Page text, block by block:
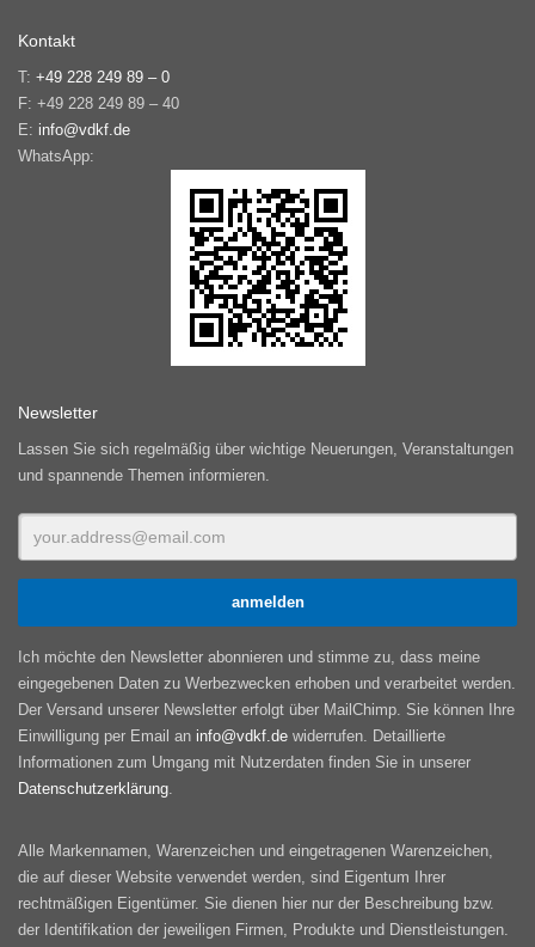
Kontakt
T: +49 228 249 89 – 0
F: +49 228 249 89 – 40
E: info@vdkf.de
WhatsApp:
Newsletter
Lassen Sie sich regelmäßig über wichtige Neuerungen, Veranstaltungen
und spannende Themen informieren.
Ich möchte den Newsletter abonnieren und stimme zu, dass meine
eingegebenen Daten zu Werbezwecken erhoben und verarbeitet werden.
Der Versand unserer Newsletter erfolgt über MailChimp. Sie können Ihre
Einwilligung per Email an info@vdkf.de widerrufen. Detaillierte
Informationen zum Umgang mit Nutzerdaten finden Sie in unserer
Datenschutzerklärung
Alle Markennamen, Warenzeichen und eingetragenen Warenzeichen,
die auf dieser Website verwendet werden, sind Eigentum Ihrer
rechtmäßigen Eigentümer. Sie dienen hier nur der Beschreibung bzw.
der Identifikation der jeweiligen Firmen, Produkte und Dienstleistungen.